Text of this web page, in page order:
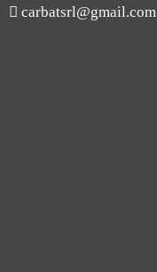
carbatsrl@gmail.com